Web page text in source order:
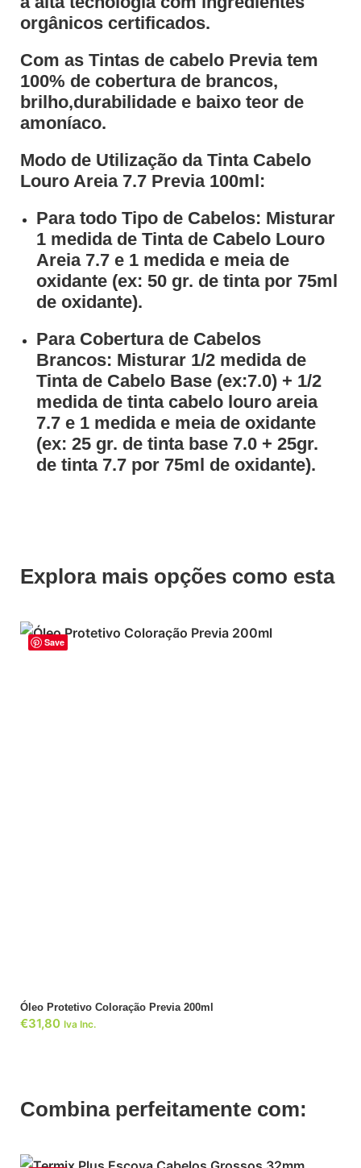
orgânicos certificados.
Com as Tintas de cabelo Previa tem
100% de cobertura de brancos,
brilho,durabilidade e baixo teor de
amoníaco.
Modo de Utilização da Tinta Cabelo
Louro Areia 7.7 Previa 100ml:
Para todo Tipo de Cabelos: Misturar
1 medida de Tinta de Cabelo Louro
Areia 7.7 e 1 medida e meia de
oxidante (ex: 50 gr. de tinta por 75ml
de oxidante).
Para Cobertura de Cabelos
Brancos: Misturar 1/2 medida de
Tinta de Cabelo Base (ex:7.0) + 1/2
medida de tinta cabelo louro areia
7.7 e 1 medida e meia de oxidante
(ex: 25 gr. de tinta base 7.0 + 25gr.
de tinta 7.7 por 75ml de oxidante).
Explora mais opções como esta
Save
Óleo Protetivo Coloração Previa 200ml
€31,80 Iva Inc.
Combina perfeitamente com: